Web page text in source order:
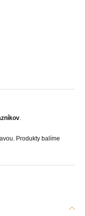
.
Produkty balíme